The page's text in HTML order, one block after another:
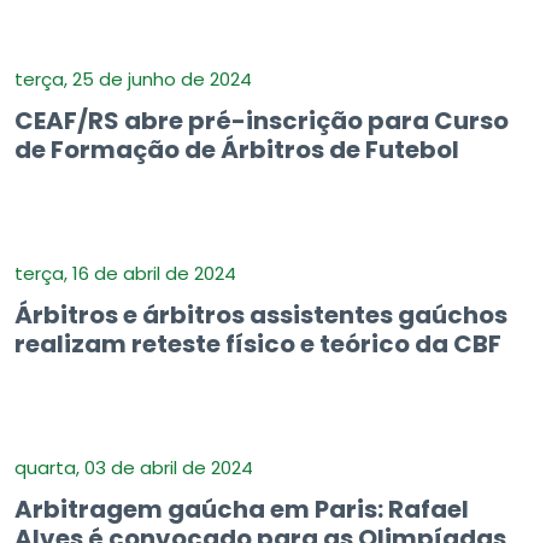
terça, 25 de junho de 2024
CEAF/RS abre pré-inscrição para Curso
de Formação de Árbitros de Futebol
terça, 16 de abril de 2024
Árbitros e árbitros assistentes gaúchos
realizam reteste físico e teórico da CBF
quarta, 03 de abril de 2024
Arbitragem gaúcha em Paris: Rafael